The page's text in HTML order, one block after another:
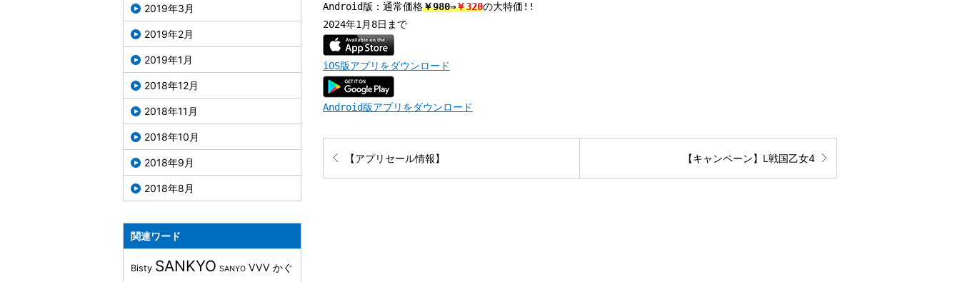
2019年3月
2019年2月
2019年1月
2018年12月
2018年11月
2018年10月
2018年9月
2018年8月
関連ワード
Bisty SANKYO SANYO VVV かぐ
Android版：通常価格￥980⇒￥320の大特価!!
iOS版アプリをダウンロード
Android版アプリをダウンロード
【アプリセール情報】 【キャンペーン】L戦国乙女4